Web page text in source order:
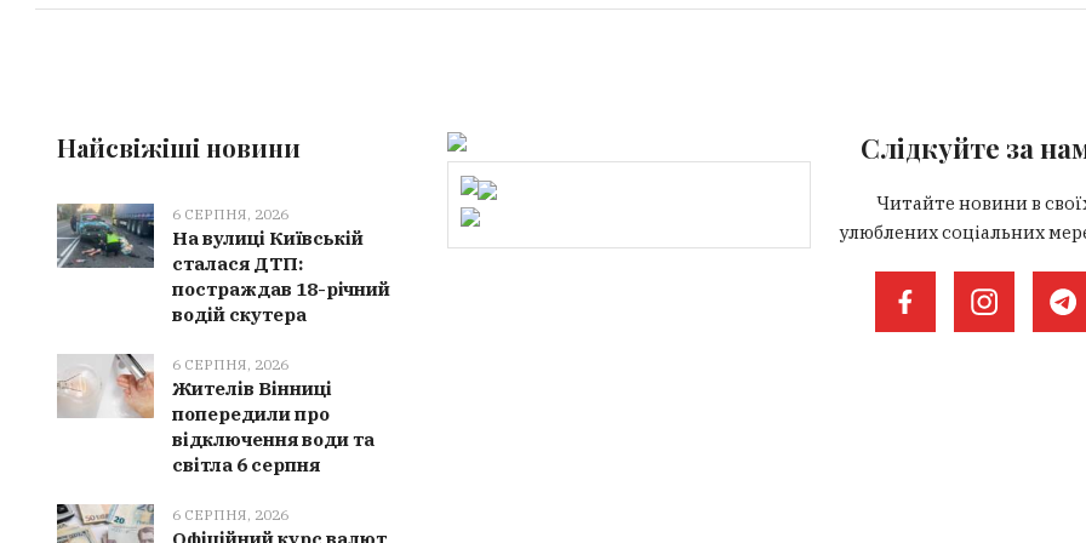
Найсвіжіші новини
6 СЕРПНЯ, 2026
На вулиці Київській
сталася ДТП:
постраждав 18-річний
водій скутера
6 СЕРПНЯ, 2026
Жителів Вінниці
попередили про
відключення води та
світла 6 серпня
6 СЕРПНЯ, 2026
Слідкуйте за
Читайте новини в
улюблених соціальних